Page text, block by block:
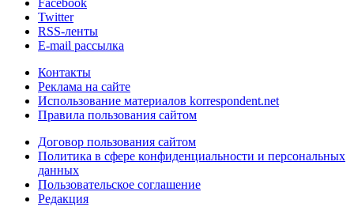
Facebook
Twitter
RSS-ленты
E-mail рассылка
Контакты
Реклама на сайте
Использование материалов korrespondent.net
Правила пользования сайтом
Договор пользования сайтом
Политика в сфере конфиденциальности и персональных
данных
Пользовательское соглашение
Редакция